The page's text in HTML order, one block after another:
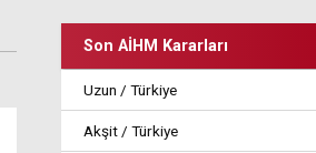
Son AİHM Kararları
Uzun / Türkiye
Akşit / Türkiye